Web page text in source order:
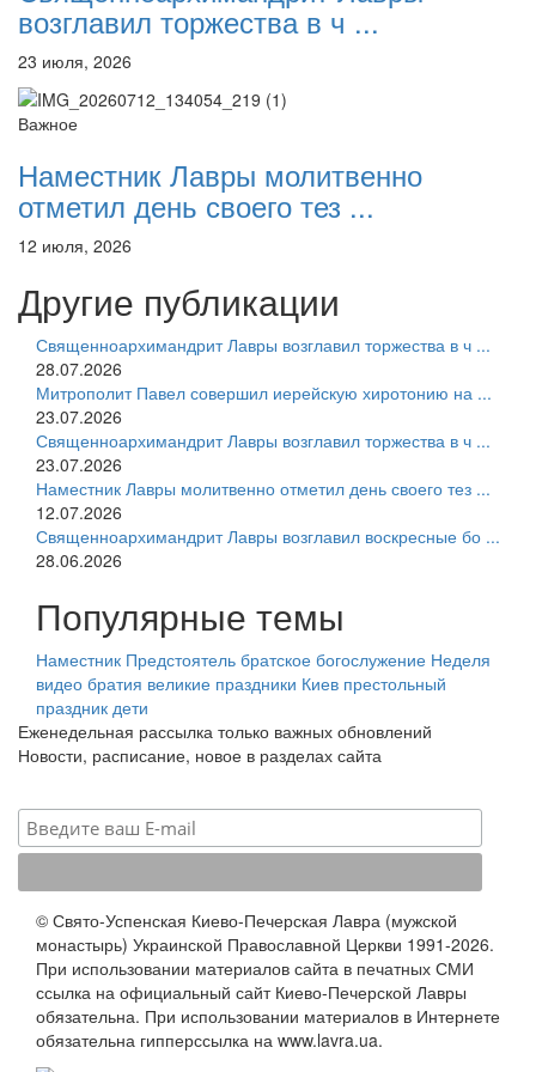
возглавил торжества в ч ...
23 июля, 2026
Важное
Наместник Лавры молитвенно
отметил день своего тез ...
12 июля, 2026
Другие публикации
Священноархимандрит Лавры возглавил торжества в ч ...
28.07.2026
Митрополит Павел совершил иерейскую хиротонию на ...
23.07.2026
Священноархимандрит Лавры возглавил торжества в ч ...
23.07.2026
Наместник Лавры молитвенно отметил день своего тез ...
12.07.2026
Священноархимандрит Лавры возглавил воскресные бо ...
28.06.2026
Популярные темы
Наместник Предстоятель братское богослужение Неделя
видео братия великие праздники Киев престольный
праздник дети
Еженедельная рассылка только важных обновлений
Новости, расписание, новое в разделах сайта
© Свято-Успенская Киево-Печерская Лавра (мужской
монастырь) Украинской Православной Церкви 1991-2026.
При использовании материалов сайта в печатных СМИ
ссылка на официальный сайт Киево-Печерской Лавры
обязательна. При использовании материалов в Интернете
обязательна гипперссылка на www.lavra.ua.